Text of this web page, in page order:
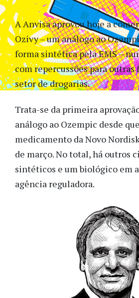
A Anvisa aprovou hoje a
Ozivy – um análogo ao
forma sintética pela EMS –
com repercussões para outras
setor de drogarias.
Trata-se da primeira
análogo ao Ozempic desde
medicamento da Novo
de março. No total, há outros
sintéticos e um biológico em
agência reguladora.